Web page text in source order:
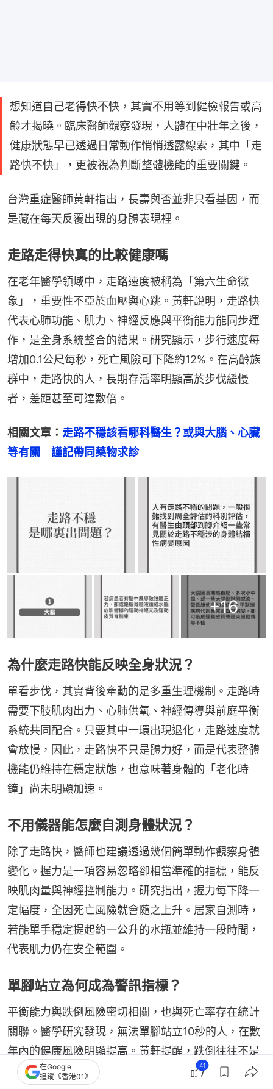
想知道自己老得快不快，其實不用等到健檢報告或高
齡才揭曉。臨床醫師觀察發現，人體在中壯年之後，
健康狀態早已透過日常動作悄悄透露線索，其中「走
路快不快」，更被視為判斷整體機能的重要關鍵。
台灣重症醫師黃軒指出，長壽與否並非只看基因，而
是藏在每天反覆出現的身體表現裡。
走路走得快真的比較健康嗎
在老年醫學領域中，走路速度被稱為「第六生命徵
象」，重要性不亞於血壓與心跳。黃軒說明，走路快
代表心肺功能、肌力、神經反應與平衡能力能同步運
作，是全身系統整合的結果。研究顯示，步行速度每
增加0.1公尺每秒，死亡風險可下降約12%。在高齡族
群中，走路快的人，長期存活率明顯高於步伐緩慢
者，差距甚至可達數倍。
相關文章： 走路不穩該看哪科醫生？或與大腦、心臟
等有關　謹記帶同藥物求診
+16
為什麼走路快能反映全身狀況？
單看步伐，其實背後牽動的是多重生理機制。走路時
需要下肢肌肉出力、心肺供氧、神經傳導與前庭平衡
系統共同配合。只要其中一環出現退化，走路速度就
會放慢，因此，走路快不只是體力好，而是代表整體
機能仍維持在穩定狀態，也意味著身體的「老化時
鐘」尚未明顯加速。
不用儀器能怎麼自測身體狀況？
除了走路快，醫師也建議透過幾個簡單動作觀察身體
變化。握力是一項容易忽略卻相當準確的指標，能反
映肌肉量與神經控制能力。研究指出，握力每下降一
定幅度，全因死亡風險就會隨之上升。居家自測時，
若能單手穩定提起約一公升的水瓶並維持一段時間，
代表肌力仍在安全範圍。
單腳站立為何成為警訊指標？
平衡能力與跌倒風險密切相關，也與死亡率存在統計
關聯。醫學研究發現，無法單腳站立10秒的人，在數
年內的健康風險明顯提高。黃軒提醒，跌倒往往不是
單一意外，而是長期功能退化的結果。透過簡單的單
在Google
追蹤《香港01》
41